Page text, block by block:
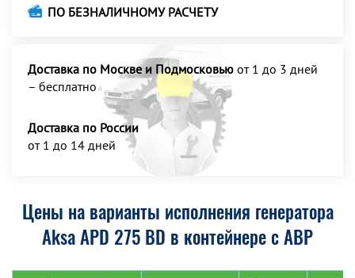
ПО БЕЗНАЛИЧНОМУ РАСЧЕТУ
Доставка по Москве и Подмосковью от 1 до 3 дней
– бесплатно
Доставка по России
от 1 до 14 дней
Цены на варианты исполнения генератора
Aksa APD 275 BD в контейнере с АВР